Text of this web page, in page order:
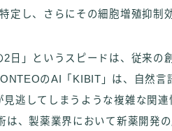
定し、さらにその細胞増殖抑制
2日」というスピードは、従来の
のAI「KIBIT」は、自然
見逃してしまうような複雑な関
は、製薬業界において新薬開発